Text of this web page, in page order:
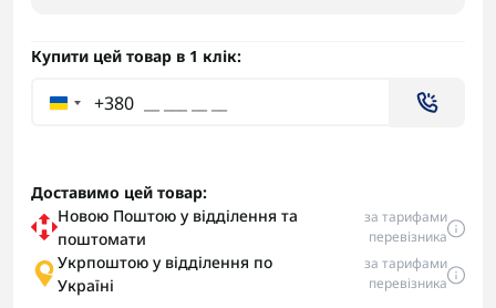
Купити цей товар в 1 клік:
+380
Доставимо цей товар:
Новою Поштою у відділення та
поштомати
за тарифами
перевізника
Укрпоштою у відділення по
Україні
за тарифами
перевізника